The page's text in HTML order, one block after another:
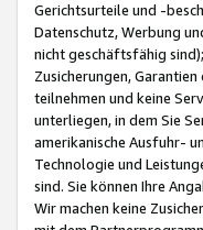
Gerichtsurteile und -
Datenschutz, Werbung
nicht geschäftsfähig
Zusicherungen,
teilnehmen und keine
unterliegen, in dem Sie
amerikanische Ausfuhr-
Technologie und
sind. Sie können Ihre
Wir machen keine